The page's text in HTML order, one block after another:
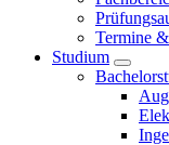
Termine
Studium